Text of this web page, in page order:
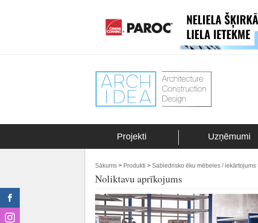
Projekti Uzņēmumi
Sākums > Produkti > Sabiedrisko ēku mēbeles / iekārtojums
Noliktavu aprīkojums